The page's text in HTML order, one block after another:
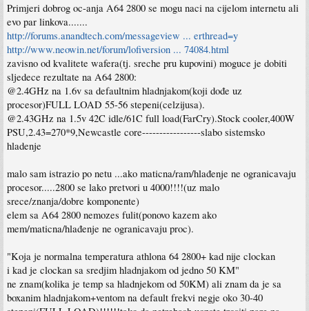
Primjeri dobrog oc-anja A64 2800 se mogu naci na cijelom internetu ali
evo par linkova.......
http://forums.anandtech.com/messageview ... erthread=y
http://www.neowin.net/forum/lofiversion ... 74084.html
zavisno od kvalitete wafera(tj. sreche pru kupovini) moguce je dobiti
sljedece rezultate na A64 2800:
@2.4GHz na 1.6v sa defaultnim hladnjakom(koji dođe uz
procesor)FULL LOAD 55-56 stepeni(celzijusa).
@2.43GHz na 1.5v 42C idle/61C full load(FarCry).Stock cooler,400W
PSU,2.43=270*9,Newcastle core-----------------slabo sistemsko
hladenje
malo sam istrazio po netu ...ako maticna/ram/hlađenje ne ogranicavaju
procesor.....2800 se lako pretvori u 4000!!!!(uz malo
srece/znanja/dobre komponente)
elem sa A64 2800 nemozes fulit(ponovo kazem ako
mem/maticna/hlađenje ne ogranicavaju proc).
"Koja je normalna temperatura athlona 64 2800+ kad nije clockan
i kad je clockan sa sredjim hladnjakom od jedno 50 KM"
ne znam(kolika je temp sa hladnjekom od 50KM) ali znam da je sa
boxanim hladnjakom+ventom na default frekvi negje oko 30-40